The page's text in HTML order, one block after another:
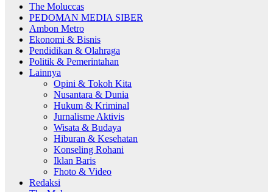
The Moluccas
PEDOMAN MEDIA SIBER
Ambon Metro
Ekonomi & Bisnis
Pendidikan & Olahraga
Politik & Pemerintahan
Lainnya
Opini & Tokoh Kita
Nusantara & Dunia
Hukum & Kriminal
Jurnalisme Aktivis
Wisata & Budaya
Hiburan & Kesehatan
Konseling Rohani
Iklan Baris
Fhoto & Video
Redaksi